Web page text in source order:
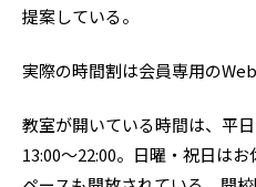
提案している。
実際の時間割は会員専用の
教室が開いている時間は、平
13:00～22:00。日曜・祝日は